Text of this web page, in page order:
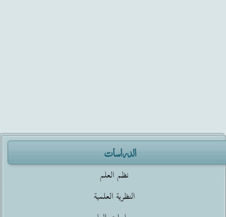
الدراسات
نظم العلم
النظرية العلمية